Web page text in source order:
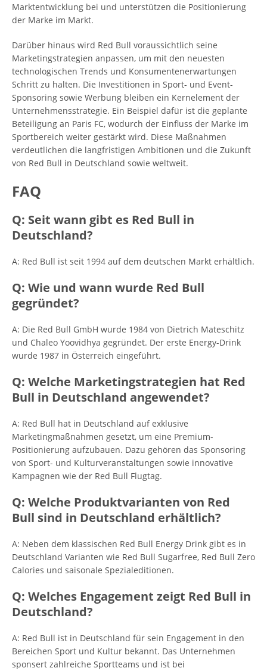
Marktentwicklung bei und unterstützen die Positionierung
der Marke im Markt.
Darüber hinaus wird Red Bull voraussichtlich seine
Marketingstrategien anpassen, um mit den neuesten
technologischen Trends und Konsumentenerwartungen
Schritt zu halten. Die Investitionen in Sport- und Event-
Sponsoring sowie Werbung bleiben ein Kernelement der
Unternehmensstrategie. Ein Beispiel dafür ist die geplante
Beteiligung an Paris FC, wodurch der Einfluss der Marke im
Sportbereich weiter gestärkt wird. Diese Maßnahmen
verdeutlichen die langfristigen Ambitionen und die Zukunft
von Red Bull in Deutschland sowie weltweit.
FAQ
Q: Seit wann gibt es Red Bull in
Deutschland?
A: Red Bull ist seit 1994 auf dem deutschen Markt erhältlich.
Q: Wie und wann wurde Red Bull
gegründet?
A: Die Red Bull GmbH wurde 1984 von Dietrich Mateschitz
und Chaleo Yoovidhya gegründet. Der erste Energy-Drink
wurde 1987 in Österreich eingeführt.
Q: Welche Marketingstrategien hat Red
Bull in Deutschland angewendet?
A: Red Bull hat in Deutschland auf exklusive
Marketingmaßnahmen gesetzt, um eine Premium-
Positionierung aufzubauen. Dazu gehören das Sponsoring
von Sport- und Kulturveranstaltungen sowie innovative
Kampagnen wie der Red Bull Flugtag.
Q: Welche Produktvarianten von Red
Bull sind in Deutschland erhältlich?
A: Neben dem klassischen Red Bull Energy Drink gibt es in
Deutschland Varianten wie Red Bull Sugarfree, Red Bull Zero
Calories und saisonale Spezialeditionen.
Q: Welches Engagement zeigt Red Bull in
Deutschland?
A: Red Bull ist in Deutschland für sein Engagement in den
Bereichen Sport und Kultur bekannt. Das Unternehmen
sponsert zahlreiche Sportteams und ist bei